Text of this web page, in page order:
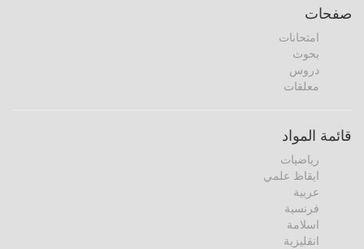
صفحات
امتحانات
بحوث
دروس
معلقات
قائمة المواد
رياضيات
ايقاظ علمي
عربية
فرنسية
اسلامة
انقليزية